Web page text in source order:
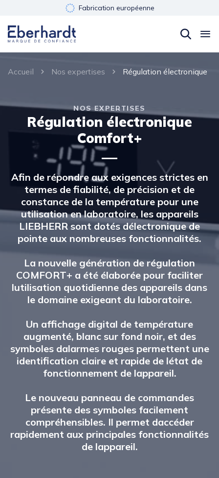
Fabrication européenne
Accueil Nos expertises Régulation électronique
NOS EXPERTISES
Régulation électronique
Comfort+
Afin de répondre aux exigences strictes en
termes de fiabilité, de précision et de
constance de la température pour une
utilisation en laboratoire, les appareils
LIEBHERR sont dotés délectronique de
pointe aux nombreuses fonctionnalités.
La nouvelle génération de régulation
COMFORT+ a été élaborée pour faciliter
lutilisation quotidienne des appareils dans
le domaine exigeant du laboratoire.
Un affichage digital de température
augmenté, blanc sur fond noir, et des
symboles dalarmes rouges permettent une
identification claire et rapide de létat de
fonctionnement de lappareil.
Le nouveau panneau de commandes
présente des symboles facilement
compréhensibles. Il permet daccéder
rapidement aux principales fonctionnalités
de lappareil.